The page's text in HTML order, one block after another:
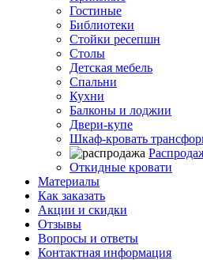
Гостиные
Библиотеки
Стойки ресепшн
Столы
Детская мебель
Спальни
Кухни
Балконы и лоджии
Двери-купе
Шкаф-кровать
Откидные кровати
Материалы
Как заказать
Акции и скидки
Отзывы
Вопросы и ответы
Контактная информация